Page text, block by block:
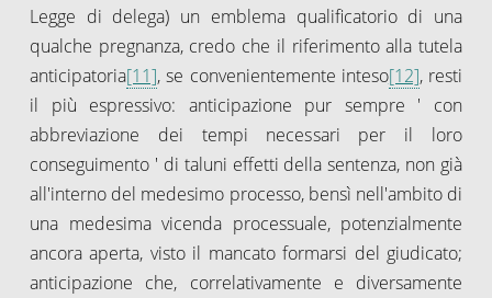
Legge di delega) un emblema qualificatorio di una
qualche pregnanza, credo che il riferimento alla tutela
anticipatoria[11], se convenientemente inteso[12], resti
il più espressivo: anticipazione pur sempre ' con
abbreviazione dei tempi necessari per il loro
conseguimento ' di taluni effetti della sentenza, non già
all'interno del medesimo processo, bensì nell'ambito di
una medesima vicenda processuale, potenzialmente
ancora aperta, visto il mancato formarsi del giudicato;
anticipazione che, correlativamente e diversamente